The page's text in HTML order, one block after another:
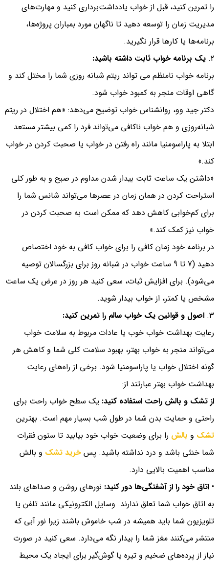
را تمرین کنید، قبل از خواب یادداشت‌برداری کنید و مهارت‌های
مدیریت زمان را توسعه دهید تا ناگهان مورد بمباران پروژه‌ها،
برنامه‌ها یا کارها قرار نگیرید.
یک برنامه خواب ثابت داشته باشید:
برنامه خواب نامنظم می تواند ریتم شبانه روزی شما را مختل کند و
گاهی اوقات منجر به کمبود خواب شود.
دکتر جید وو، روانشناس خواب توضیح می‌دهد: «هم اختلال در ریتم
شبانه‌روزی و هم خواب ناکافی می‌تواند فرد را کمی بیشتر مستعد
ابتلا به پاراسومنیا مانند راه رفتن در خواب یا صحبت کردن در خواب
کند.»
«داشتن یک ساعت ثابت بیدار شدن مداوم در صبح و به طور کلی
استراحت کردن در همان زمان در عصرها می‌تواند شانس شما را
برای کم‌خوابی کاهش دهد که ممکن است به صحبت کردن در
خواب نیز کمک کند.»
در برنامه خود زمان کافی را برای خواب کافی به خود اختصاص
دهید (7 تا 9 ساعت خواب در شبانه روز برای بزرگسالان توصیه
می‌شود). برای افزایش ثبات، سعی کنید هر روز در عرض یک ساعت
مشخص یا کمتر، از خواب بیدار شوید.
اصول و قوانین یک خواب سالم را تمرین کنید:
رعایت بهداشت خواب خوب یا عادات مربوط به سلامت خواب
می‌تواند منجر به خواب بهتر، بهبود سلامت کلی شما و کاهش هر
گونه اختلال خواب یا پاراسومنیا شود. برخی از راه‌های رعایت
بهداشت خواب بهتر عبارتند از:
از تشک و بالش راحت استفاده کنید: یک سطح خواب راحت برای
راحتی و حمایت بدن شما در طول شب بسیار مهم است. بهترین
تشک و بالش را برای وضعیت خواب خود بیابید تا ستون فقرات
شما خنثی باشد و درد نداشته باشید. پس خرید تشک و بالش
مناسب اهمیت بالایی دارد.
• اتاق خود را از آشفتگی‌ها دور کنید: نورهای روشن و صداهای بلند
به اتاق خواب شما تعلق ندارند. وسایل الکترونیکی مانند تلفن یا
تلویزیون شما باید همیشه در شب خاموش باشند زیرا نور آبی که
منتشر می‌کنند مغز شما را بیدار نگه می‌دارد. سعی کنید در صورت
نیاز از پرده‌های ضخیم و تیره یا گوش‌گیر برای ایجاد یک محیط